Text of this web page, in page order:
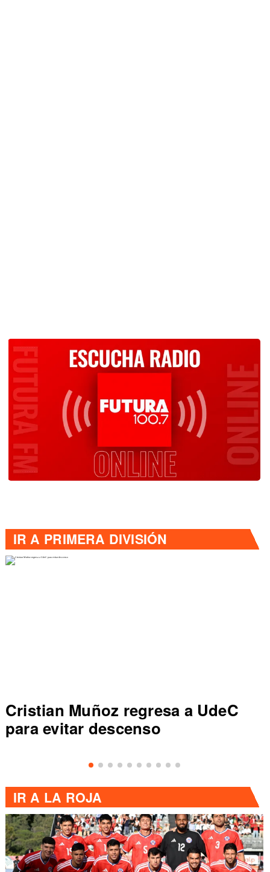
IR A PRIMERA DIVISIÓN
Colo Colo rompe récord en
de Primera al vencer a Everton
IR A LA ROJA